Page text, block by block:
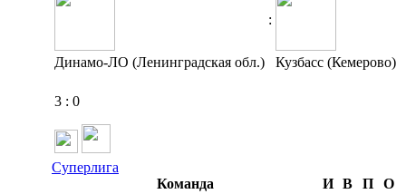
:
Динамо-ЛО (Ленинградская обл.) Кузбасс (Кемерово)
3 : 0
Суперлига
Команда
И В П
О